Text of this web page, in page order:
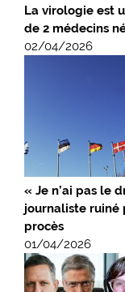
La virologie est
de 2 médecins
02/04/2026
« Je n’ai pas le
journaliste ruiné
procès
01/04/2026